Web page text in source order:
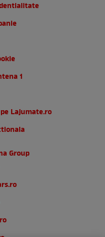
1
Lajumate.ro
Group